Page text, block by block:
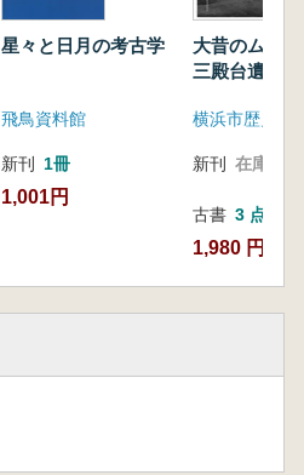
星々と日月の考古学
飛鳥資料館
新刊 1冊
1,001円
大昔のムラ
三殿台遺跡
横浜市歴史博
新刊 在庫なし
古書 3 点
1,980 円~